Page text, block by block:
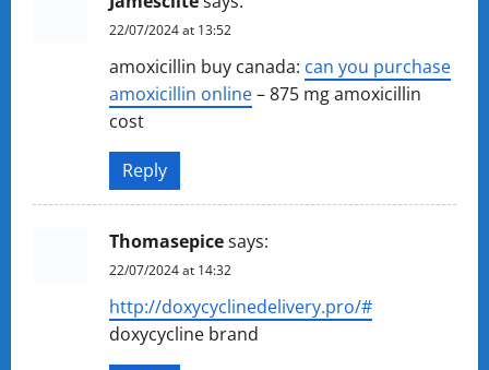
22/07/2024 at 13:52
amoxicillin buy canada: can you purchase
amoxicillin online– 875 mg amoxicillin
cost
Reply
Thomasepicesays:
22/07/2024 at 14:32
http://doxycyclinedelivery.pro/#
doxycycline brand